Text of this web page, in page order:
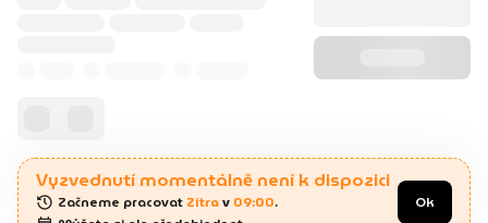
Vyzvednutí momentálně není k dispozici
Začneme pracovat Zítra v 09:00.
Ok